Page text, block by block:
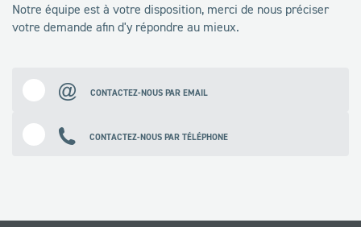
Notre équipe est à votre disposition, merci de nous préciser
votre demande afin d'y répondre au mieux.
CONTACTEZ-NOUS PAR EMAIL
CONTACTEZ-NOUS PAR TÉLÉPHONE